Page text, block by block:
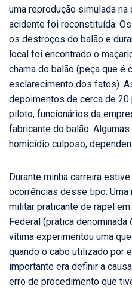
uma reprodução simulada
acidente foi reconstituída.
os destroços do balão e
local foi encontrado o
chama do balão (peça que é
esclarecimento dos fatos).
depoimentos de cerca de
piloto, funcionários da
fabricante do balão.
homicídio culposo,
Durante minha carreira
ocorrências desse tipo.
militar praticante de rapel
Federal (prática denominada
vítima experimentou uma
quando o cabo utilizado por
importante era definir a
erro de procedimento que